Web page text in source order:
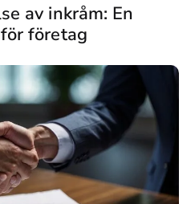
av inkråm: En
företag